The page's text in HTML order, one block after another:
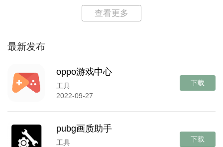
查看更多
最新发布
oppo游戏中心
工具
2022-09-27
下载
pubg画质助手
工具
下载